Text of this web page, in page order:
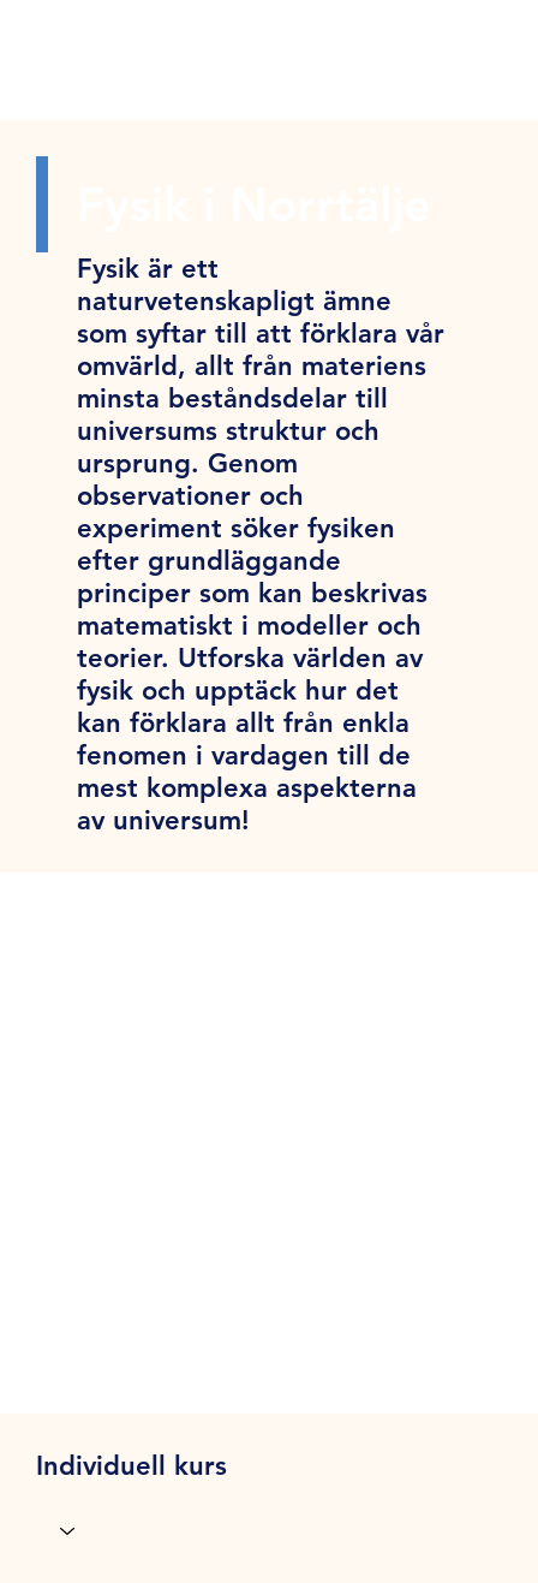
Fysik är ett
naturvetenskapligt ämne
som syftar till att förklara vår
omvärld, allt från materiens
minsta beståndsdelar till
universums struktur och
ursprung. Genom
observationer och
experiment söker fysiken
efter grundläggande
principer som kan beskrivas
matematiskt i modeller och
teorier. Utforska världen av
fysik och upptäck hur det
kan förklara allt från enkla
fenomen i vardagen till de
mest komplexa aspekterna
av universum!
Individuell kurs